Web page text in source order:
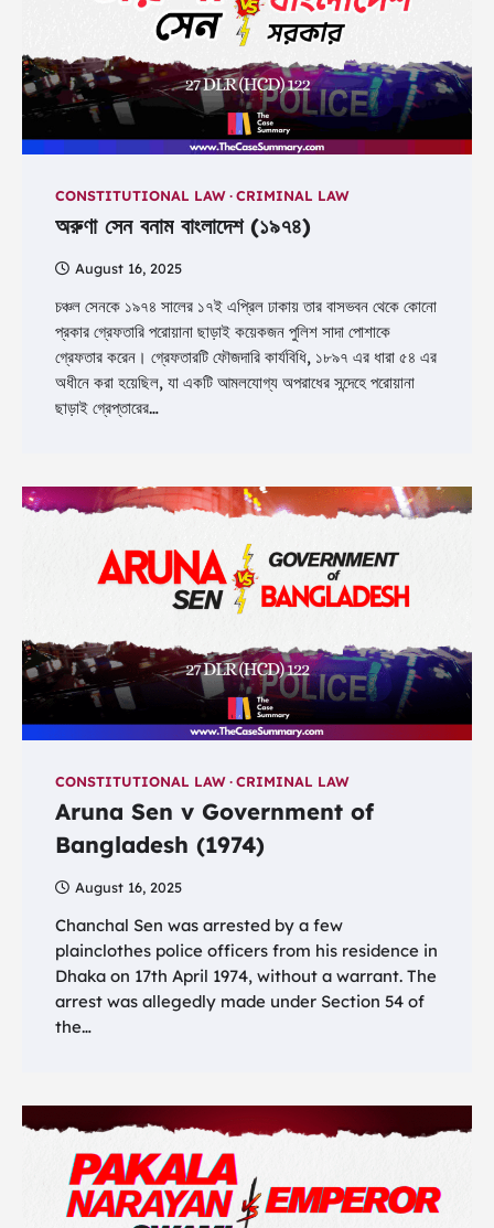
CONSTITUTIONAL LAW CRIMINAL LAW
অরুণা সেন বনাম বাংলাদেশ (১৯৭৪)
August 16, 2025
চঞ্চল সেনকে ১৯৭৪ সালের ১৭ই এপ্রিল ঢাকায় তার বাসভবন থেকে কোনো
প্রকার গ্রেফতারি পরোয়ানা ছাড়াই কয়েকজন পুলিশ সাদা পোশাকে
গ্রেফতার করেন। গ্রেফতারটি ফৌজদারি কার্যবিধি, ১৮৯৭ এর ধারা ৫৪ এর
অধীনে করা হয়েছিল, যা একটি আমলযোগ্য অপরাধের সন্দেহে পরোয়ানা
ছাড়াই গ্রেপ্তারের…
CONSTITUTIONAL LAW CRIMINAL LAW
Aruna Sen v Government of
Bangladesh (1974)
August 16, 2025
Chanchal Sen was arrested by a few
plainclothes police officers from his residence in
Dhaka on 17th April 1974, without a warrant. The
arrest was allegedly made under Section 54 of
the…